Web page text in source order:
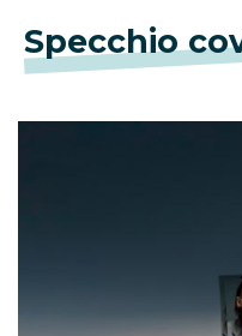
Specchio